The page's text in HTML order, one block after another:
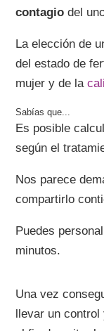
contagio del
La elección de
del estado de
mujer y de la
Es posible
según el
Nos parece
compartirlo
Puedes
minutos.
Una vez
llevar un